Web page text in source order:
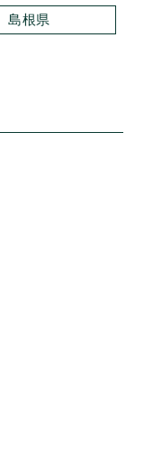
島根県